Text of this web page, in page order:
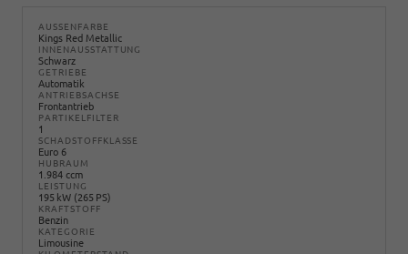
AUSSENFARBE
Kings Red Metallic
INNENAUSSTATTUNG
Schwarz
GETRIEBE
Automatik
ANTRIEBSACHSE
Frontantrieb
PARTIKELFILTER
1
SCHADSTOFFKLASSE
Euro 6
HUBRAUM
1.984 ccm
LEISTUNG
195 kW (265 PS)
KRAFTSTOFF
Benzin
KATEGORIE
Limousine